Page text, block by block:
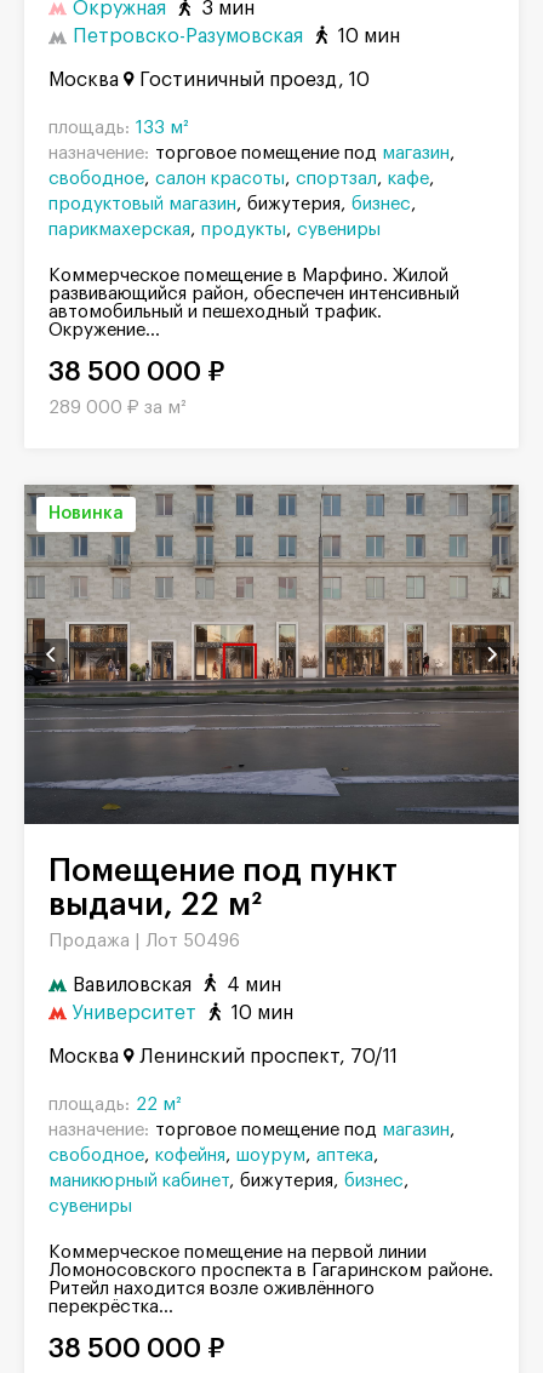
Окружная
3 мин
Петровско-Разумовская
10 мин
Москва Гостиничный проезд, 10
площадь: 133 м²
назначение: торговое помещение под магазин
свободное салон красоты спортзал
кафе
продуктовый магазин
бижутерия
бизнес
парикмахерская
продукты сувениры
Коммерческое помещение в Марфино. Жилой
развивающийся район, обеспечен интенсивный
автомобильный и пешеходный трафик.
Окружение...
38 500 000 ₽
289 000 ₽ за м²
Новинка
Помещение под пункт
выдачи, 22 м²
Продажа | Лот 50496
Вавиловская
4 мин
Университет
10 мин
Москва Ленинский проспект, 70/11
площадь: 22 м²
назначение: торговое помещение под магазин
свободное кофейня шоурум
аптека
маникюрный кабинет бижутерия
бизнес
сувениры
Коммерческое помещение на первой линии
Ломоносовского проспекта в Гагаринском районе.
Ритейл находится возле оживлённого
перекрёстка...
38 500 000 ₽